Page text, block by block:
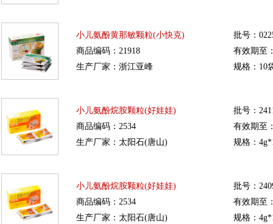
小儿氨酚黄那敏颗粒(小快克)
商品编码：21918
生产厂家：浙江亚峰
批号：
有效期至
规格：10
小儿氨酚烷胺颗粒(好娃娃)
商品编码：2534
生产厂家：太阳石(唐山)
批号：
有效期至
规格：
小儿氨酚烷胺颗粒(好娃娃)
商品编码：2534
生产厂家：太阳石(唐山)
批号：
有效期至
规格：